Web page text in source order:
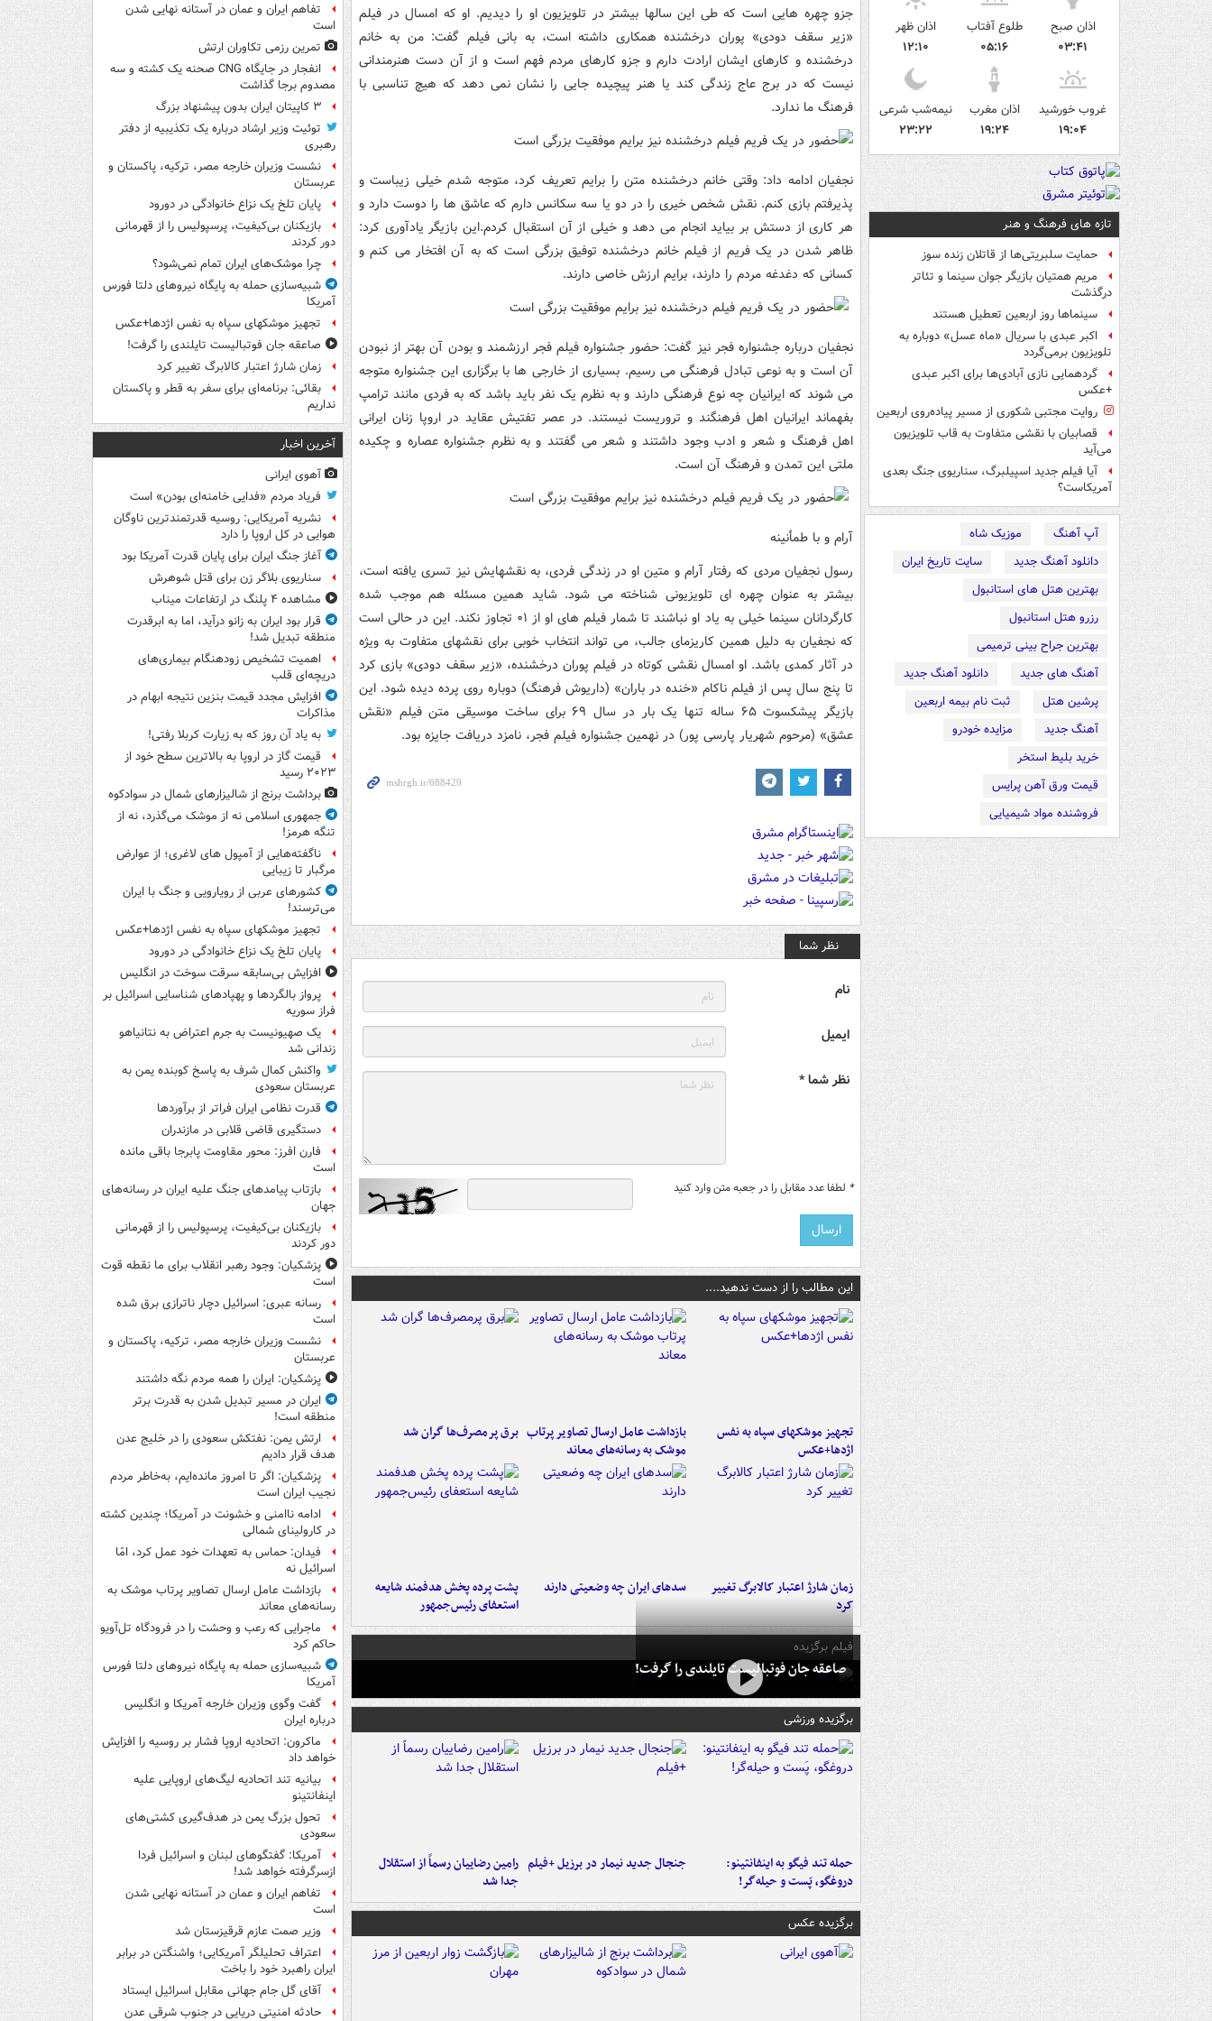
اذان صبح
۰۳:۴۱
طلوع آفتاب
۰۵:۱۶
اذان ظهر
۱۲:۱۰
غروب خورشید
۱۹:۰۴
اذان مغرب
۱۹:۲۴
نیمه‌شب شرعی
۲۳:۲۲
تازه های فرهنگ و هنر
حمایت سلبریتی‌ها از قاتلان زنده سوز
مریم همتیان بازیگر جوان سینما و تئاتر
درگذشت
سینماها روز اربعین تعطیل هستند
اکبر عبدی با سریال «ماه عسل» دوباره به
تلویزیون برمی‌گردد
گردهمایی نازی آبادی‌ها برای اکبر عبدی
+عکس
روایت مجتبی شکوری از مسیر پیاده‌روی اربعین
قصابیان با نقشی متفاوت به قاب تلویزیون
می‌آید
آیا فیلم جدید اسپیلبرگ، سناریوی جنگ بعدی
آمریکاست؟
آپ آهنگ
موزیک شاه
دانلود آهنگ جدید
سایت تاریخ ایران
بهترین هتل های استانبول
رزرو هتل استانبول
بهترین جراح بینی ترمیمی
آهنگ های جدید
دانلود آهنگ جدید
پرشین هتل
ثبت نام بیمه اربعین
آهنگ جدید
مزایده خودرو
خرید بلیط استخر
قیمت ورق آهن پرایس
فروشنده مواد شیمیایی
جزو چهره هایی است که طی این سالها بیشتر در تلویزیون او را دیدیم. او که امسال در فیلم
«زیر سقف دودی» پوران درخشنده همکاری داشته است، به بانی فیلم گفت: من به خانم
درخشنده و کارهای ایشان ارادت دارم و جزو کارهای مردم فهم است و از آن دست هنرمندانی
نیست که در برج عاج زندگی کند یا هنر پیچیده جایی را نشان نمی دهد که هیچ تناسبی با
فرهنگ ما ندارد.
نجفیان ادامه داد: وقتی خانم درخشنده متن را برایم تعریف کرد، متوجه شدم خیلی زیباست و
پذیرفتم بازی کنم. نقش شخص خیری را در دو یا سه سکانس دارم که عاشق ها را دوست دارد و
هر کاری از دستش بر بیاید انجام می دهد و خیلی از آن استقبال کردم.این بازیگر یادآوری کرد:
ظاهر شدن در یک فریم از فیلم خانم درخشنده توفیق بزرگی است که به آن افتخار می کنم و
کسانی که دغدغه مردم را دارند، برایم ارزش خاصی دارند.
نجفیان درباره جشنواره فجر نیز گفت: حضور جشنواره فیلم فجر ارزشمند و بودن آن بهتر از نبودن
آن است و به نوعی تبادل فرهنگی می رسیم. بسیاری از خارجی ها با برگزاری این جشنواره متوجه
می شوند که ایرانیان چه نوع فرهنگی دارند و به نظرم یک نفر باید باشد که به فردی مانند ترامپ
بفهماند ایرانیان اهل فرهنگند و تروریست نیستند. در عصر تفتیش عقاید در اروپا زنان ایرانی
اهل فرهنگ و شعر و ادب وجود داشتند و شعر می گفتند و به نظرم جشنواره عصاره و چکیده
ملتی این تمدن و فرهنگ آن است.
آرام و با طمأنینه
رسول نجفیان مردی که رفتار آرام و متین او در زندگی فردی، به نقشهایش نیز تسری یافته است،
بیشتر به عنوان چهره ای تلویزیونی شناخته می شود. شاید همین مسئله هم موجب شده
کارگردانان سینما خیلی به یاد او نباشند تا شمار فیلم های او از ۰۱ تجاوز نکند. این در حالی است
که نجفیان به دلیل همین کاریزمای جالب، می تواند انتخاب خوبی برای نقشهای متفاوت به ویژه
در آثار کمدی باشد. او امسال نقشی کوتاه در فیلم پوران درخشنده، «زیر سقف دودی» بازی کرد
تا پنج سال پس از فیلم ناکام «خنده در باران» (داریوش فرهنگ) دوباره روی پرده دیده شود. این
بازیگر پیشکسوت۶۵ ساله تنها یک بار در سال ۶۹ برای ساخت موسیقی متن فیلم «نقش
عشق» (مرحوم شهریار پارسی پور) در نهمین جشنواره فیلم فجر، نامزد دریافت جایزه بود.
نظر شما
نام
ایمیل
نظر شما *
* لطفا عدد مقابل را در جعبه متن وارد کنید
این مطالب را از دست ندهید....
تجهیز موشکهای سپاه به نفس
اژدها+عکس
بازداشت عامل ارسال تصاویر پرتاب
موشک به رسانه‌های معاند
برق پرمصرف‌ها گران شد
زمان شارژ اعتبار کالابرگ تغییر
کرد
سدهای ایران چه وضعیتی دارند
پشت پرده پخش هدفمند شایعه
استعفای رئیس‌جمهور
فیلم برگزیده
صاعقه جان فوتبالیست تایلندی را گرفت!
برگزیده ورزشی
حمله تند فیگو به اینفانتینو:
دروغگو، پَست‌ و حیله‌گر!
جنجال جدید نیمار در برزیل +فیلم رامین رضاییان رسماً از استقلال
جدا شد
برگزیده عکس
تفاهم ایران و عمان در آستانه نهایی شدن
است
تمرین رزمی تکاوران ارتش
انفجار در جایگاه CNG صحنه یک کشته و سه
مصدوم برجا گذاشت
۳ کاپیتان ایران بدون پیشنهاد بزرگ
توئیت وزیر ارشاد درباره یک تکذیبیه از دفتر
رهبری
نشست وزیران خارجه مصر، ترکیه، پاکستان و
عربستان
پایان تلخ یک نزاع خانوادگی در دورود
بازیکنان بی‌کیفیت، پرسپولیس را از قهرمانی
دور کردند
چرا موشک‌های ایران تمام نمی‌شود؟
شبیه‌سازی حمله به پایگاه نیروهای دلتا فورس
آمریکا
تجهیز موشکهای سپاه به نفس اژدها+عکس
صاعقه جان فوتبالیست تایلندی را گرفت!
زمان شارژ اعتبار کالابرگ تغییر کرد
بقائی: برنامه‌ای برای سفر به قطر و پاکستان
نداریم
آخرین اخبار
آهوی ایرانی
فریاد مردم «فدایی خامنه‌ای بودن» است
نشریه آمریکایی: روسیه قدرتمندترین ناوگان
هوایی در کل اروپا را دارد
آغاز جنگ ایران برای پایان قدرت آمریکا بود
سناریوی بلاگر زن برای قتل شوهرش
مشاهده ۴ پلنگ در ارتفاعات میناب
قرار بود ایران به زانو درآید، اما به ابرقدرت
منطقه تبدیل شد!
اهمیت تشخیص زودهنگام بیماری‌های
دریچه‌ای قلب
افزایش مجدد قیمت بنزین نتیجه ابهام در
مذاکرات
به یاد آن روز که به زیارت کربلا رفتی!
قیمت گاز در اروپا به بالاترین سطح خود از
۲۰۲۳ رسید
برداشت برنج از شالیزارهای شمال در سوادکوه
جمهوری اسلامی نه از موشک می‌گذرد، نه از
تنگه هرمز!
ناگفته‌هایی از آمپول های لاغری؛ از عوارض
مرگبار تا زیبایی
کشورهای عربی از رویارویی و جنگ با ایران
می‌ترسند!
تجهیز موشکهای سپاه به نفس اژدها+عکس
پایان تلخ یک نزاع خانوادگی در دورود
افزایش بی‌سابقه سرقت سوخت در انگلیس
پرواز بالگردها و پهپادهای شناسایی اسرائیل بر
فراز سوریه
یک صهیونیست به جرم اعتراض به نتانیاهو
زندانی شد
واکنش کمال شرف به پاسخ کوبنده یمن به
عربستان سعودی
قدرت نظامی ایران فراتر از برآوردها
دستگیری قاضی قلابی در مازندران
فارن افرز: محور مقاومت پابرجا باقی مانده
است
بازتاب پیامدهای جنگ علیه ایران در رسانه‌های
جهان
بازیکنان بی‌کیفیت، پرسپولیس را از قهرمانی
دور کردند
پزشکیان: وجود رهبر انقلاب برای ما نقطه قوت
است
رسانه عبری: اسرائیل دچار ناترازی برق شده
است
نشست وزیران خارجه مصر، ترکیه، پاکستان و
عربستان
پزشکیان: ایران را همه مردم نگه داشتند
ایران در مسیر تبدیل شدن به قدرت برتر
منطقه است!
ارتش یمن: نفتکش سعودی را در خلیج عدن
هدف قرار دادیم
پزشکیان: اگر تا امروز مانده‌ایم، به‌خاطر مردم
نجیب ایران است
ادامه ناامنی و خشونت در آمریکا؛ چندین کشته
در کارولینای شمالی
فیدان: حماس به تعهدات خود عمل کرد، امّا
اسرائیل نه
بازداشت عامل ارسال تصاویر پرتاب موشک به
رسانه‌های معاند
ماجرایی که رعب و وحشت را در فرودگاه تل‌آویو
حاکم کرد
شبیه‌سازی حمله به پایگاه نیروهای دلتا فورس
آمریکا
گفت وگوی وزیران خارجه آمریکا و انگلیس
درباره ایران
ماکرون: اتحادیه اروپا فشار بر روسیه را افزایش
خواهد داد
بیانیه تند اتحادیه لیگ‌های اروپایی علیه
اینفانتینو
تحول بزرگ یمن در هدف‌گیری کشتی‌های
سعودی
آمریکا: گفتگوهای لبنان و اسرائیل فردا
ازسرگرفته خواهد شد!
تفاهم ایران و عمان در آستانه نهایی شدن
است
وزیر صمت عازم قرقیزستان شد
اعتراف تحلیلگر آمریکایی؛ واشنگتن در برابر
ایران راهبرد خود را باخت
آقای گل جام جهانی مقابل اسرائیل ایستاد
حادثه امنیتی دریایی در جنوب شرقی عدن